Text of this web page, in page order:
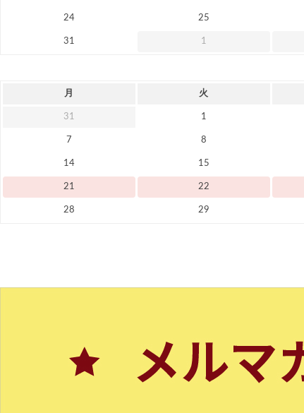
24 25
31 1
月 火
31 1
7 8
14 15
21 22
28 29